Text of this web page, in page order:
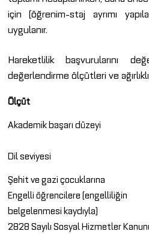
için (öğrenim-staj ayrımı
uygulanır.
Hareketlilik başvurularını
değerlendirme ölçütleri ve
Ölçüt
Akademik başarı düzeyi
Dil seviyesi
Şehit ve gazi çocuklarına
Engelli öğrencilere (engelliliğin
belgelenmesi kaydıyla)
2828 Sayılı Sosyal Hizmetler